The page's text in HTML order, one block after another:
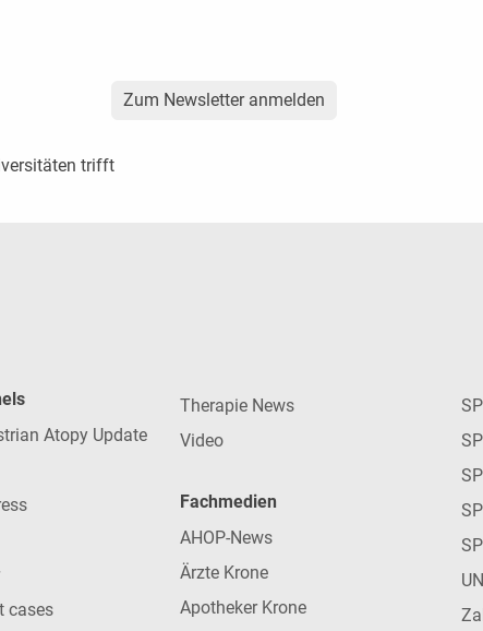
Zum Newsletter anmelden
trifft
Atopy Update
cases
Therapie News
Video
Fachmedien
AHOP-News
Ärzte Krone
Apotheker Krone